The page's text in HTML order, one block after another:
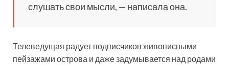
слушать свои мысли, — написала она.
Телеведущая радует подписчиков живописными
пейзажами острова и даже задумывается над родами